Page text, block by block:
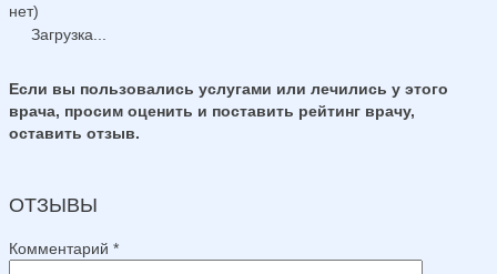
нет)
Загрузка...
Если вы пользовались услугами или лечились у этого
врача, просим оценить и поставить рейтинг врачу,
оставить отзыв.
ОТЗЫВЫ
Комментарий *